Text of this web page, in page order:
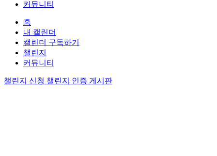
커뮤니티
홈
내 캘린더
캘린더 구독하기
챌린지
커뮤니티
챌린지 신청 챌린지 인증 게시판